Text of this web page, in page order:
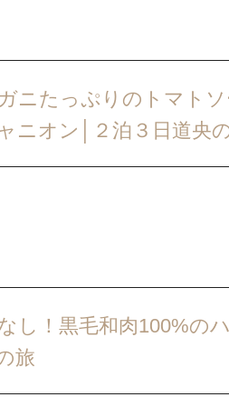
ニたっぷりのトマト
ニオン│２泊３日道央
し！黒毛和肉100%の
旅